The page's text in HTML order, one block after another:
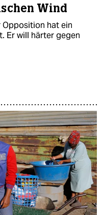
Wind
Opposition hat ein
Er will härter gegen